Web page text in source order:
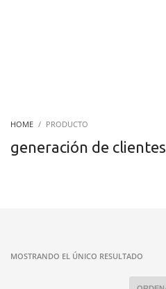
HOME PRODUCTO
generación de clientes
MOSTRANDO EL ÚNICO RESULTADO